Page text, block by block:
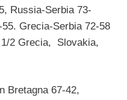
Russia-Serbia 73-
Grecia-Serbia 72-58
2 Grecia, Slovakia,
Bretagna 67-42,